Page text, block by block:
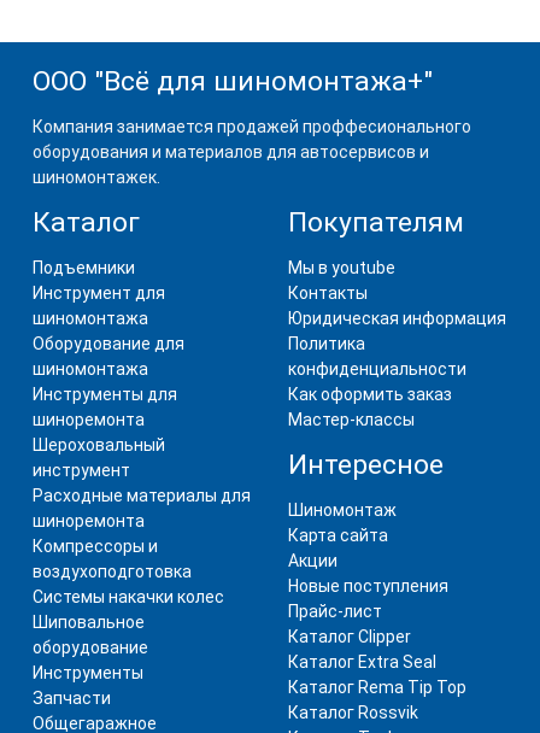
ООО "Всё для шиномонтажа+"
Компания занимается продажей проффесионального
оборудования и материалов для автосервисов и
шиномонтажек.
Каталог
Подъемники
Инструмент для
шиномонтажа
Оборудование для
шиномонтажа
Инструменты для
шиноремонта
Шероховальный
инструмент
Расходные материалы для
шиноремонта
Компрессоры и
воздухоподготовка
Системы накачки колес
Шиповальное
оборудование
Инструменты
Запчасти
Общегаражное
Покупателям
Мы в youtube
Контакты
Юридическая информация
Политика
конфиденциальности
Как оформить заказ
Мастер-классы
Интересное
Шиномонтаж
Карта сайта
Акции
Новые поступления
Прайс-лист
Каталог Clipper
Каталог Extra Seal
Каталог Rema Tip Top
Каталог Rossvik